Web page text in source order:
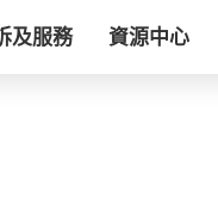
及服務 資源中心